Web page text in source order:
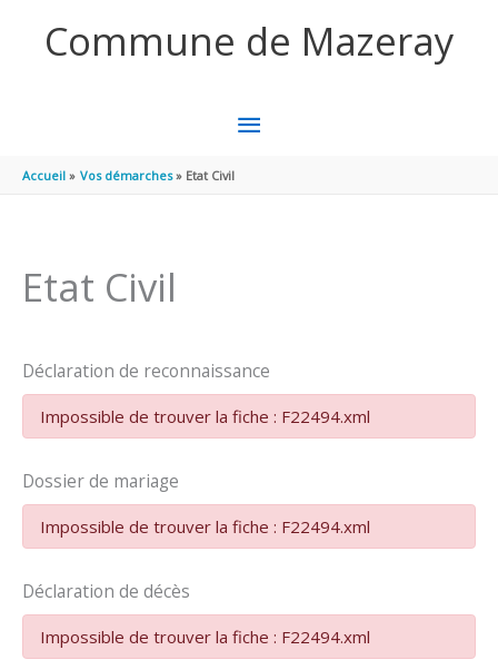
Commune de Mazeray
MENU
PRINCIPAL
Accueil Vos démarches Etat Civil
Etat Civil
Déclaration de reconnaissance
Impossible de trouver la fiche : F22494.xml
Dossier de mariage
Impossible de trouver la fiche : F22494.xml
Déclaration de décès
Impossible de trouver la fiche : F22494.xml